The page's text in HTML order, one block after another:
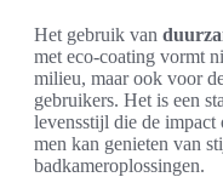
Het gebruik van
met eco-coating vormt
milieu, maar ook voor
gebruikers. Het is een
levensstijl die de
men kan genieten van
badkameroplossingen.